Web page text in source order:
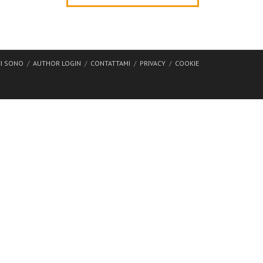
SONO AUTHOR LOGIN CONTATTAMI PRIVACY COOKIE